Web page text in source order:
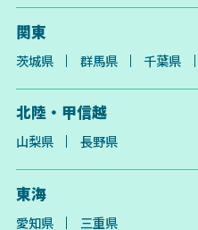
関東
茨城県 群馬県 千葉県
北陸・甲信越
山梨県 長野県
東海
愛知県 三重県